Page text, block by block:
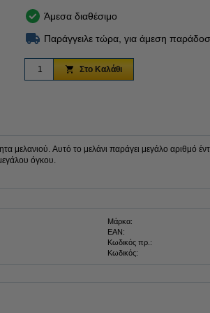
Άμεσα διαθέσιμο
Παράγγειλε τώρα, για άμεση
Στο Καλάθι
μελανιού. Αυτό το μελάνι παράγει μεγάλο αριθμό
όγκου.
Μάρκα:
EAN:
Κωδικός πρ.:
Κωδικός: